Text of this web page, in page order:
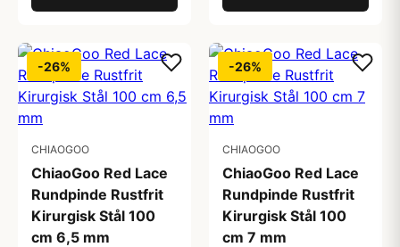
-26%
CHIAOGOO
ChiaoGoo Red Lace
Rundpinde Rustfrit
Kirurgisk Stål 100
cm 6,5 mm
-26%
CHIAOGOO
ChiaoGoo Red Lace
Rundpinde Rustfrit
Kirurgisk Stål 100
cm 7 mm